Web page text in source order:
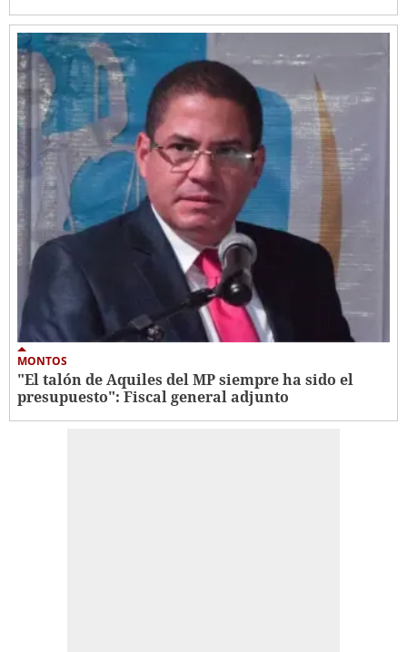
MONTOS
"El talón de Aquiles del MP siempre ha sido el
presupuesto": Fiscal general adjunto